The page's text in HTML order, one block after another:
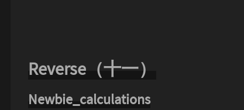
Reverse（十一）
Newbie_calculations